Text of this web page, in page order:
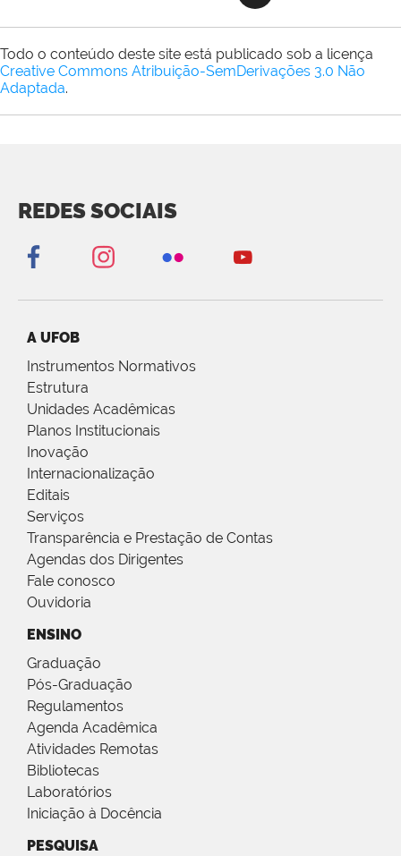
Todo o conteúdo deste site está publicado sob a licença
Creative Commons Atribuição-SemDerivações 3.0 Não
Adaptada.
REDES SOCIAIS
A UFOB
Instrumentos Normativos
Estrutura
Unidades Acadêmicas
Planos Institucionais
Inovação
Internacionalização
Editais
Serviços
Transparência e Prestação de Contas
Agendas dos Dirigentes
Fale conosco
Ouvidoria
ENSINO
Graduação
Pós-Graduação
Regulamentos
Agenda Acadêmica
Atividades Remotas
Bibliotecas
Laboratórios
Iniciação à Docência
PESQUISA